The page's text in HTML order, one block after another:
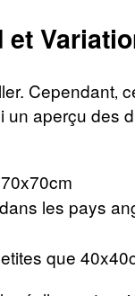
et
Cependant‚
un aperçu des
les pays
que